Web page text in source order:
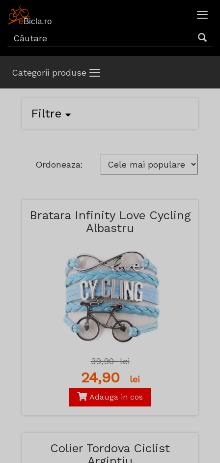
Categorii produse
Filtre
Ordoneaza:
Bratara Infinity Love Cycling
Albastru
39,90lei
24,90 lei
Adauga in cos
Colier Tordova Ciclist